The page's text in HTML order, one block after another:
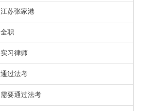
江苏张家港
全职
实习律师
通过法考
需要通过法考